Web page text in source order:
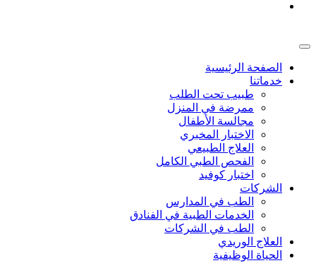
الصفحة الرئيسية
خدماتنا
طبيب تحت الطلب
ممرضة في المنزل
مجالسة الأطفال
الاختبار المخبري
العلاج الطبيعي
الفحص الطبي الكامل
اختبار كوفيد
الشركات
الطب في المدارس
الخدمات الطبية في الفنادق
الطب في الشركات
العلاج الوريدي
الحياة الوظيفية